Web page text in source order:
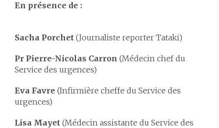
En présence de :
Sacha Porchet (Journaliste reporter Tataki)
Pr Pierre-Nicolas Carron (Médecin chef du
Service des urgences)
Eva Favre (Infirmière cheffe du Service des
urgences)
Lisa Mayet (Médecin assistante du Service des